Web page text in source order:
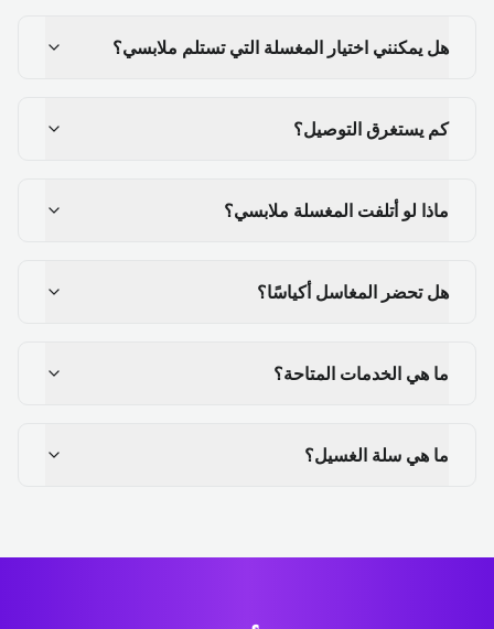
هل يمكنني اختيار المغسلة التي تستلم ملابسي؟
كم يستغرق التوصيل؟
ماذا لو أتلفت المغسلة ملابسي؟
هل تحضر المغاسل أكياسًا؟
ما هي الخدمات المتاحة؟
ما هي سلة الغسيل؟